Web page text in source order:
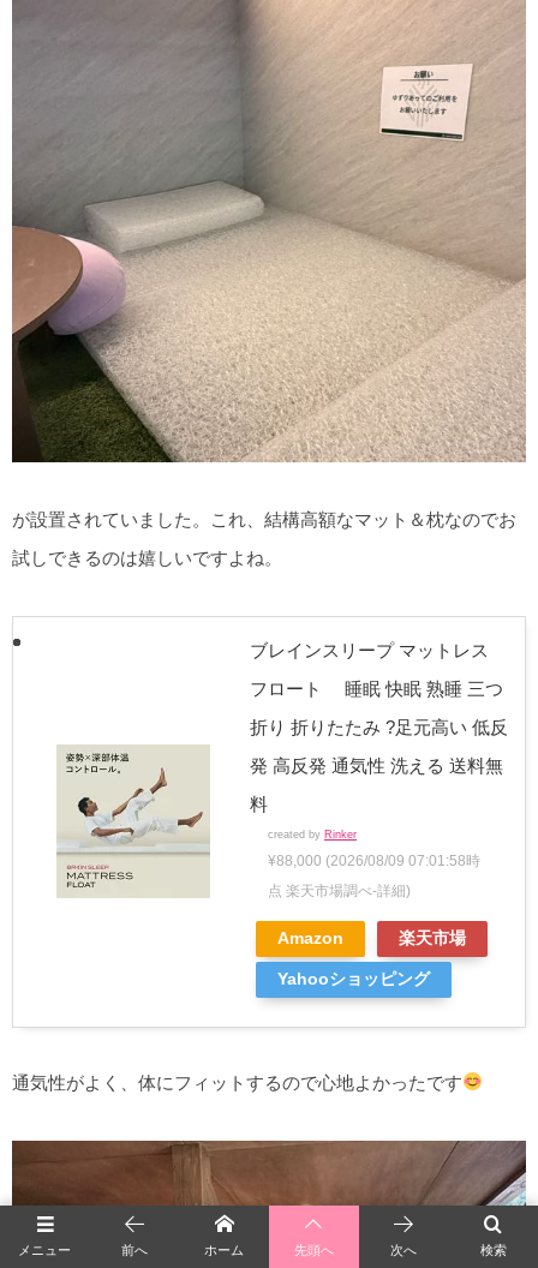
が設置されていました。これ、結構高額なマット＆枕なのでお
試しできるのは嬉しいですよね。
ブレインスリープ マットレス
フロート 睡眠 快眠 熟睡 三つ
折り 折りたたみ ?足元高い 低反
発 高反発 通気性 洗える 送料無
料
created by Rinker
¥88,000 (2026/08/09 07:01:58時
点 楽天市場調べ-詳細)
Amazon 楽天市場
Yahooショッピング
通気性がよく、体にフィットするので心地よかったです
メニュー 検索
前へ ホーム 先頭へ 次へ